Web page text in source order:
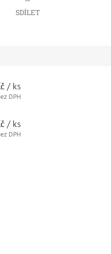
SDÍLET
/ ks
DPH
/ ks
DPH